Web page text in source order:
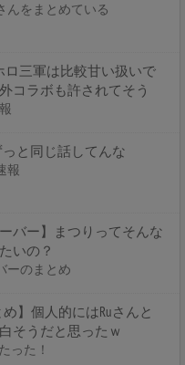
んをまとめている
ホロ三軍は比較甘い扱いで
コラボも許されてそう
っと同じ話してんな
報
ーバー】まつりってそんな
いの？
ーのまとめ
め】個人的にはRuさんと
そうだと思ったｗ
った！